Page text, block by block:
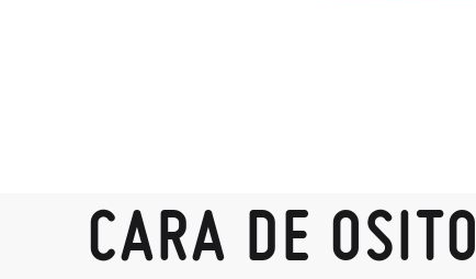
CARA DE OSITO